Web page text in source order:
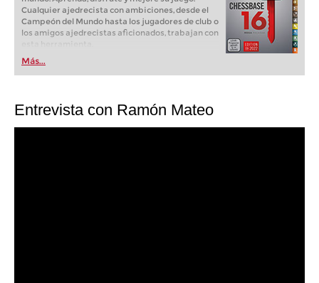
Cualquier ajedrecista con ambiciones, desde el
Campeón del Mundo hasta los jugadores de club o
los amigos ajedrecistas aficionados, trabajan con
Más...
Entrevista con Ramón Mateo